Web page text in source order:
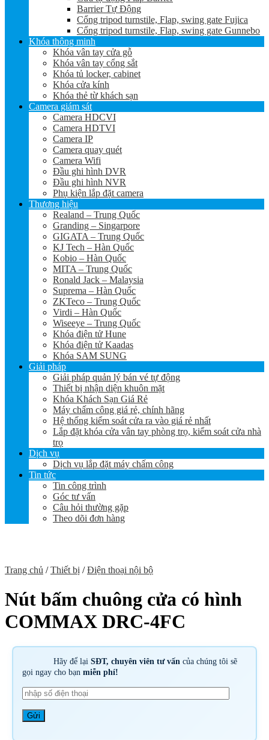
Barrier Tự Động
Cổng tripod turnstile, Flap, swing gate Fujica
Cổng tripod turnstile, Flap, swing gate Gunnebo
Khóa thông minh
Khóa vân tay cửa gỗ
Khóa vân tay cổng sắt
Khóa tủ locker, cabinet
Khóa cửa kính
Khóa thẻ từ khách sạn
Camera giám sát
Camera HDCVI
Camera HDTVI
Camera IP
Camera quay quét
Camera Wifi
Đầu ghi hình DVR
Đầu ghi hình NVR
Phụ kiện lắp đặt camera
Thương hiệu
Realand – Trung Quốc
Granding – Singarpore
GIGATA – Trung Quốc
KJ Tech – Hàn Quốc
Kobio – Hàn Quốc
MITA – Trung Quốc
Ronald Jack – Malaysia
Suprema – Hàn Quốc
ZKTeco – Trung Quốc
Virdi – Hàn Quốc
Wiseeye – Trung Quốc
Khóa điện tử Hune
Khóa điện tử Kaadas
Khóa SAM SUNG
Giải pháp
Giải pháp quản lý bán vé tự động
Thiết bị nhận diện khuôn mặt
Khóa Khách Sạn Giá Rẻ
Máy chấm công giá rẻ, chính hãng
Hệ thống kiểm soát cửa ra vào giá rẻ nhất
Lắp đặt khóa cửa vân tay phòng trọ, kiểm soát cửa nhà
trọ
Dịch vụ
Dịch vụ lắp đặt máy chấm công
Tin tức
Tin công trình
Góc tư vấn
Câu hỏi thường gặp
Theo dõi đơn hàng
Trang chủ / Thiết bị / Điện thoại nội bộ
Nút bấm chuông cửa có hình
COMMAX DRC-4FC
Hãy để lạiSĐT, chuyên viên tư vấncủa chúng tôi sẽ
gọi ngay cho bạn miễn phí!